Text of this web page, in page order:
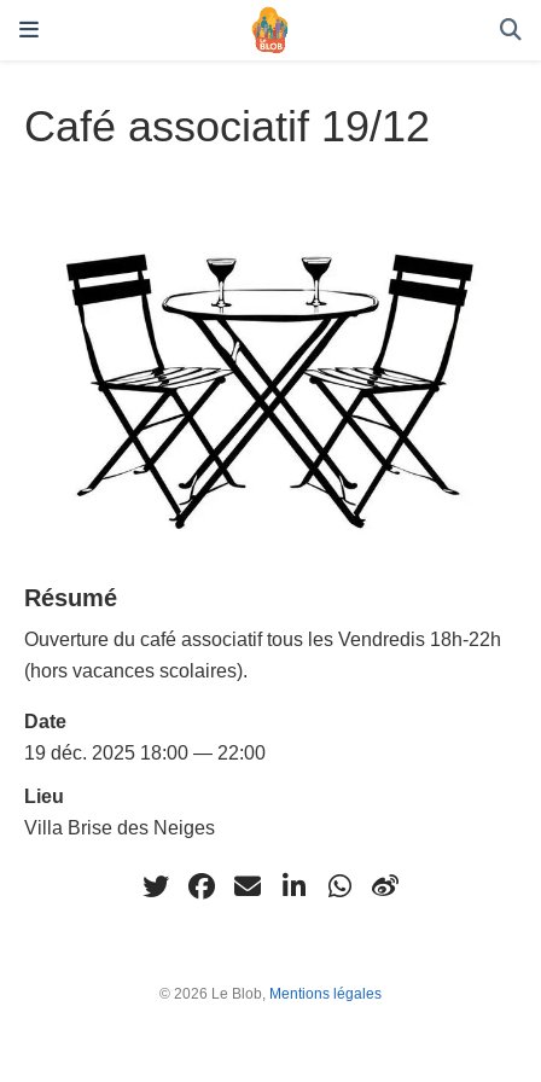
Café associatif 19/12
Résumé
Ouverture du café associatif tous les Vendredis 18h-22h
(hors vacances scolaires).
Date
19 déc. 2025 18:00 — 22:00
Lieu
Villa Brise des Neiges
© 2026 Le Blob, Mentions légales